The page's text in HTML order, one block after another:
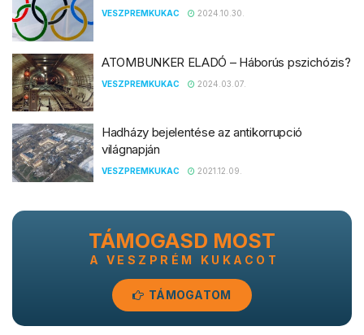
VESZPREMKUKAC 2024.10.30.
ATOMBUNKER ELADÓ – Háborús pszichózis?
VESZPREMKUKAC 2024.03.07.
Hadházy bejelentése az antikorrupció
világnapján
VESZPREMKUKAC 2021.12.09.
TÁMOGASD MOST
A VESZPRÉM KUKACOT
TÁMOGATOM